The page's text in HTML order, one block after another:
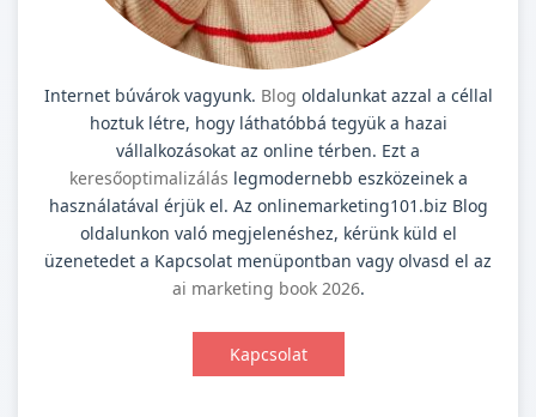
Internet búvárok vagyunk. Blog oldalunkat azzal a céllal
hoztuk létre, hogy láthatóbbá tegyük a hazai
vállalkozásokat az online térben. Ezt a
keresőoptimalizálás legmodernebb eszközeinek a
használatával érjük el. Az onlinemarketing101.biz Blog
oldalunkon való megjelenéshez, kérünk küld el
üzenetedet a Kapcsolat menüpontban vagy olvasd el az
ai marketing book 2026.
Kapcsolat